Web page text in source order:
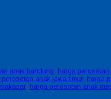
anak bandung, harga perosotan
perosotan anak jawa timur, harga
, harga perosotan anak